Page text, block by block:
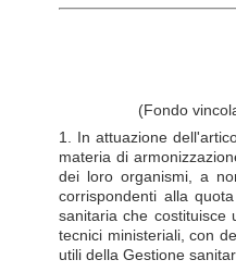
(Fondo
1. In attuazione
materia di
dei loro organismi, a
corrispondenti alla
sanitaria che costituisce
tecnici ministeriali, con
utili della Gestione